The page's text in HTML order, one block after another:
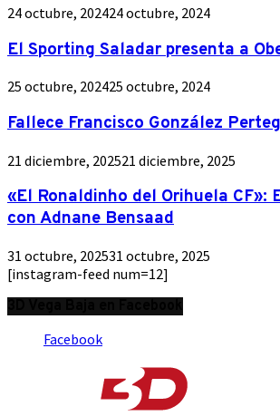
24 octubre, 202424 octubre, 2024
El Sporting Saladar presenta a
25 octubre, 202425 octubre, 2024
Fallece Francisco González
21 diciembre, 202521 diciembre, 2025
«El Ronaldinho del Orihuela CF»:
con Adnane Bensaad
31 octubre, 202531 octubre, 2025
[instagram-feed num=12]
Facebook